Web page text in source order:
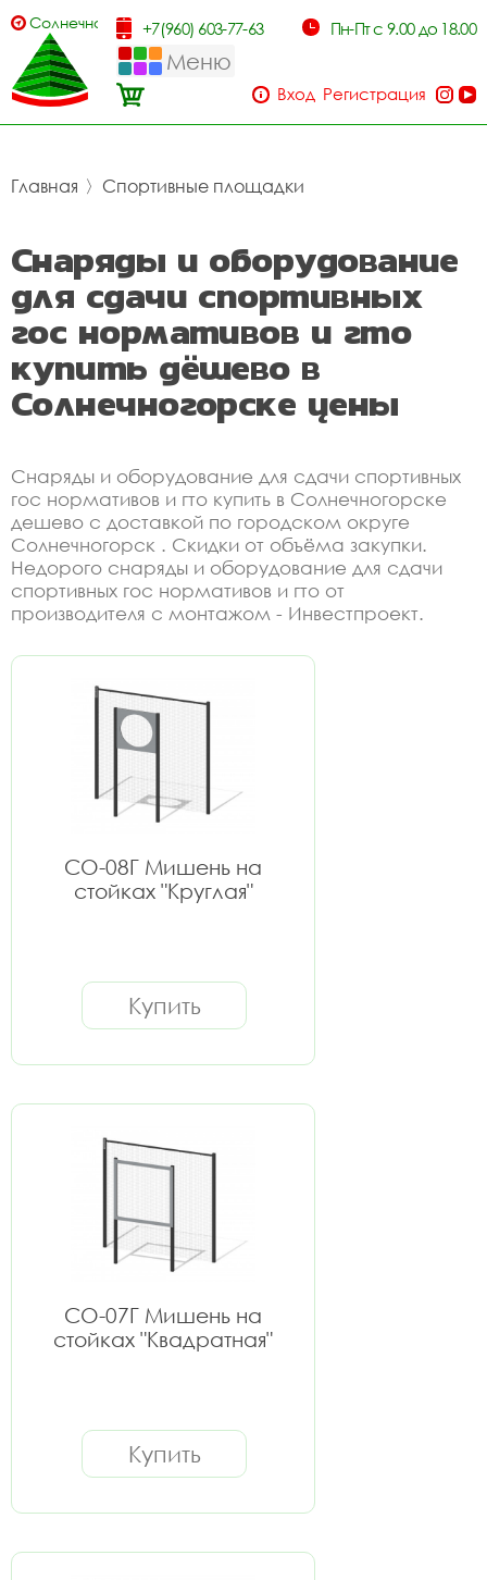
Солнечногорск +7(960) 603-77-63 Пн-Пт с 9.00 до 18.00
Меню
Вход Регистрация
Главная 〉 Спортивные площадки
Снаряды и оборудование
для сдачи спортивных
гос нормативов и гто
купить дёшево в
Солнечногорске цены
Снаряды и оборудование для сдачи спортивных
гос нормативов и гто купить в Солнечногорске
дешево с доставкой по городском округе
Солнечногорск . Скидки от объёма закупки.
Недорого снаряды и оборудование для сдачи
спортивных гос нормативов и гто от
производителя с монтажом - Инвестпроект.
СО-08Г Мишень на
стойках "Круглая"
Купить
СО-07Г Мишень на
стойках "Квадратная"
Купить